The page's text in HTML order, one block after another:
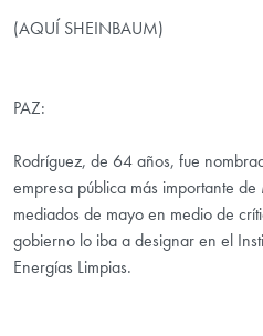
(AQUÍ SHEINBAUM)
PAZ:
Rodríguez, de 64 años, fue
empresa pública más importante
mediados de mayo en medio de
gobierno lo iba a designar en el
Energías Limpias.